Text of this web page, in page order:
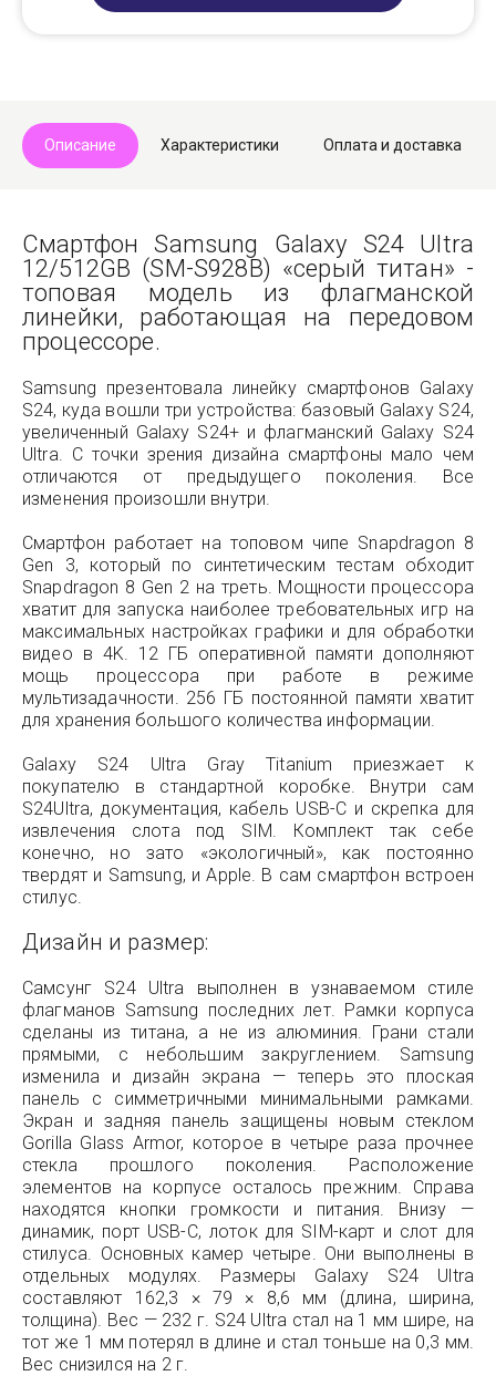
Описание Характеристики Оплата и доставка
Смартфон Samsung Galaxy S24 Ultra
12/512GB (SM-S928B) «серый титан» -
топовая модель из флагманской
линейки, работающая на передовом
процессоре.
Samsung презентовала линейку смартфонов Galaxy
S24, куда вошли три устройства: базовый Galaxy S24,
увеличенный Galaxy S24+ и флагманский Galaxy S24
Ultra. С точки зрения дизайна смартфоны мало чем
отличаются от предыдущего поколения. Все
изменения произошли внутри.
Смартфон работает на топовом чипе Snapdragon 8
Gen 3, который по синтетическим тестам обходит
Snapdragon 8 Gen 2 на треть. Мощности процессора
хватит для запуска наиболее требовательных игр на
максимальных настройках графики и для обработки
видео в 4K. 12 ГБ оперативной памяти дополняют
мощь процессора при работе в режиме
мультизадачности. 256 ГБ постоянной памяти хватит
для хранения большого количества информации.
Galaxy S24 Ultra Gray Titanium приезжает к
покупателю в стандартной коробке. Внутри сам
S24Ultra, документация, кабель USB-C и скрепка для
извлечения слота под SIM. Комплект так себе
конечно, но зато «экологичный», как постоянно
твердят и Samsung, и Apple. В сам смартфон встроен
стилус.
Дизайн и размер:
Самсунг S24 Ultra выполнен в узнаваемом стиле
флагманов Samsung последних лет. Рамки корпуса
сделаны из титана, а не из алюминия. Грани стали
прямыми, с небольшим закруглением. Samsung
изменила и дизайн экрана — теперь это плоская
панель с симметричными минимальными рамками.
Экран и задняя панель защищены новым стеклом
Gorilla Glass Armor, которое в четыре раза прочнее
стекла прошлого поколения. Расположение
элементов на корпусе осталось прежним. Справа
находятся кнопки громкости и питания. Внизу —
динамик, порт USB-C, лоток для SIM-карт и слот для
стилуса. Основных камер четыре. Они выполнены в
отдельных модулях. Размеры Galaxy S24 Ultra
составляют 162,3 × 79 × 8,6 мм (длина, ширина,
толщина). Вес — 232 г. S24 Ultra стал на 1 мм шире, на
тот же 1 мм потерял в длине и стал тоньше на 0,3 мм.
Вес снизился на 2 г.